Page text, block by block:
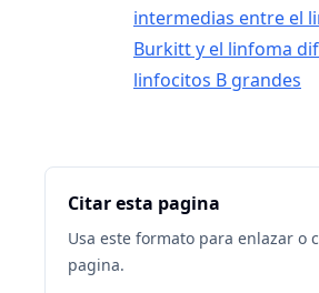
intermedias entre el
Burkitt y el linfoma
linfocitos B grandes
Citar esta pagina
Usa este formato para enlazar o
pagina.